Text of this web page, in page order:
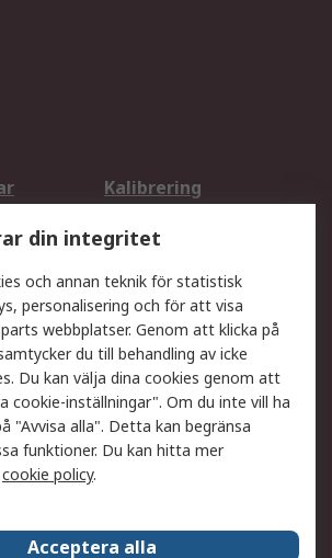
Kalibrering
Teknisk Support
Exportlösningar
Retur av varor
Spåra din order
Fördelar med RS-konto
din integritet
och annan teknik för statistisk
personalisering och för att visa
webbplatser. Genom att klicka på
du till behandling av icke
Du kan välja dina cookies genom att
cookie-inställningar". Om du inte vill ha
"Avvisa alla". Detta kan begränsa
funktioner. Du kan hitta mer
cookie policy.
Acceptera alla